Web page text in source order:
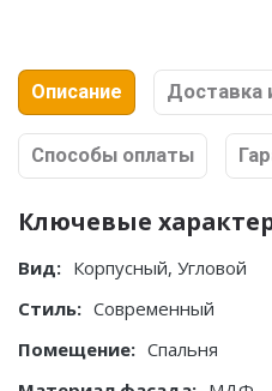
Описание Доставка
Способы оплаты
Ключевые
Вид: Корпусный, Угловой
Стиль: Современный
Помещение: Спальня